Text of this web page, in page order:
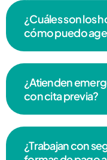
¿Cuáles son los
cómo puedo
¿Atienden
con cita previa?
¿Trabajan con